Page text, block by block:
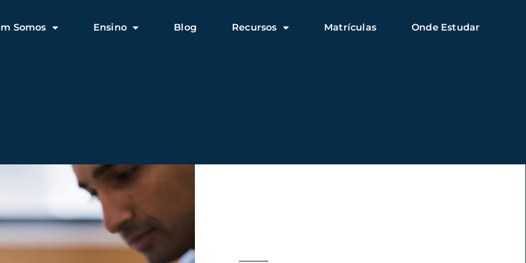
Somos Ensino Blog Recursos Matrículas Onde Estudar